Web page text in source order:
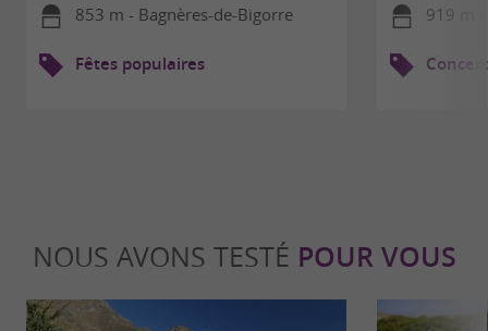
853 m - Bagnères-de-Bigorre
Fêtes populaires
919 m
NOUS AVONS TESTÉ POUR VOUS